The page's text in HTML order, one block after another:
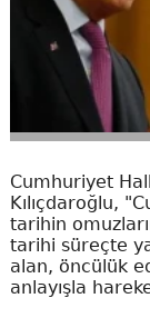
Cumhuriyet
Kılıçdaroğlu,
tarihin
tarihi süreçte
alan, öncülük
anlayışla